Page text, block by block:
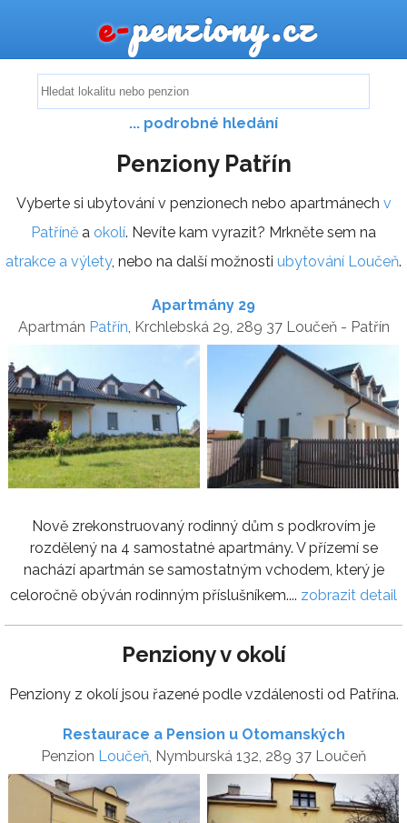
e-penziony.cz
... podrobné hledání
Penziony Patřín
Vyberte si ubytování v penzionech nebo apartmánech v
Patříně a okolí. Nevíte kam vyrazit? Mrkněte sem na
atrakce a výlety, nebo na další možnosti ubytování Loučeň.
Apartmány 29
Apartmán Patřín , Krchlebská 29, 289 37 Loučeň - Patřín
Nově zrekonstruovaný rodinný dům s podkrovím je
rozdělený na 4 samostatné apartmány. V přízemí se
nachází apartmán se samostatným vchodem, který je
celoročně obýván rodinným příslušníkem.... zobrazit detail
Penziony v okolí
Penziony z okolí jsou řazené podle vzdálenosti od Patřína.
Restaurace a Pension u Otomanských
Penzion Loučeň , Nymburská 132, 289 37 Loučeň